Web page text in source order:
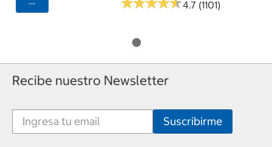
4.7 (1101)
Recibe nuestro Newsletter